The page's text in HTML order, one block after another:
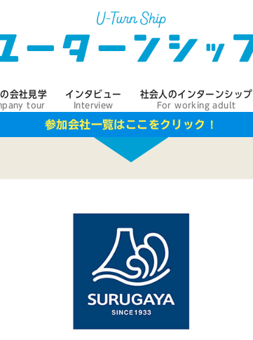
会社見学
tour
インタビュー
Interview
社会人のインターンシップ
For working adult
参加会社一覧はここをクリック ！